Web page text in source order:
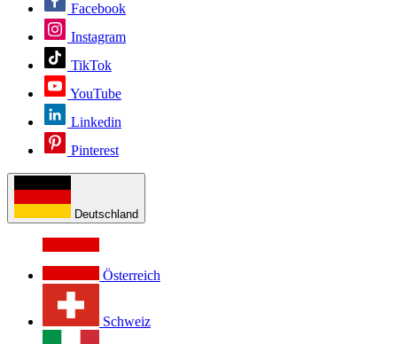
Facebook
Instagram
TikTok
YouTube
Linkedin
Pinterest
Deutschland
Österreich
Schweiz